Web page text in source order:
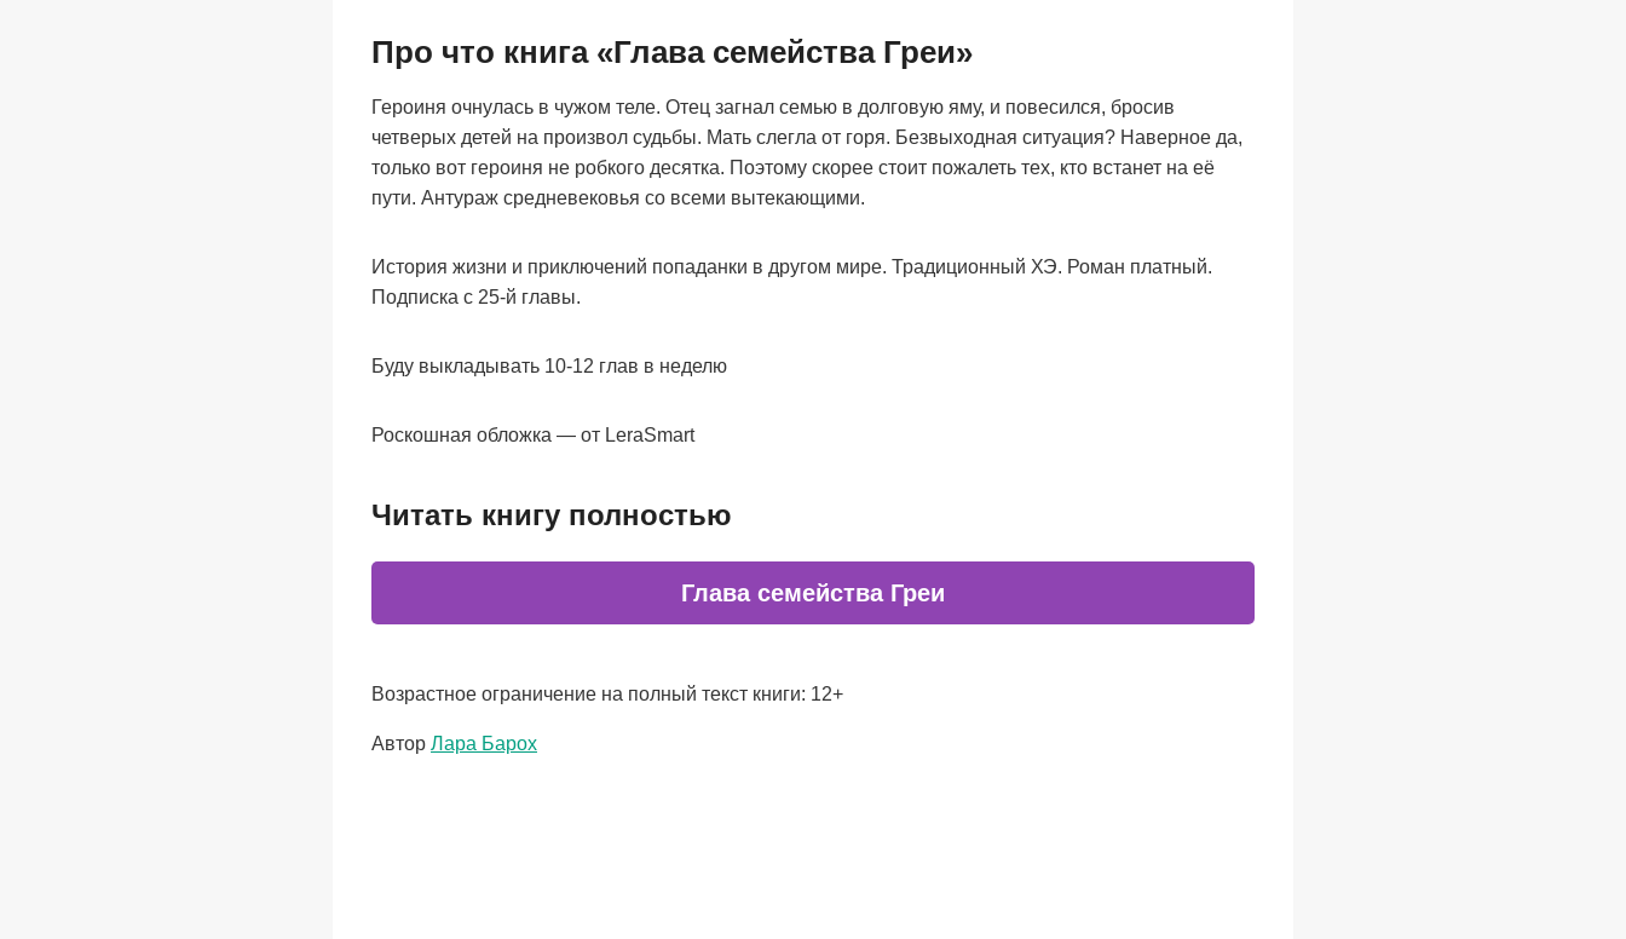
Про что книга «Глава семейства Греи»
Героиня очнулась в чужом теле. Отец загнал семью в долговую яму, и повесился, бросив
четверых детей на произвол судьбы. Мать слегла от горя. Безвыходная ситуация? Наверное да,
только вот героиня не робкого десятка. Поэтому скорее стоит пожалеть тех, кто встанет на еë
пути. Антураж средневековья со всеми вытекающими.
История жизни и приключений попаданки в другом мире. Традиционный ХЭ. Роман платный.
Подписка с 25-й главы.
Буду выкладывать 10-12 глав в неделю
Роскошная обложка — от LeraSmart
Читать книгу полностью
Глава семейства Греи
Возрастное ограничение на полный текст книги: 12+
Метки
Автор Лара Барох